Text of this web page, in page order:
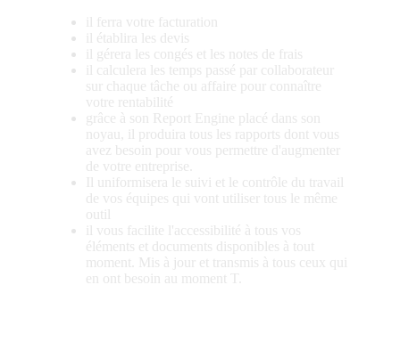
il ferra votre facturation
il établira les devis
il gérera les congés et les notes de frais
il calculera les temps passé par collaborateur
sur chaque tâche ou affaire pour connaître
votre rentabilité
grâce à son Report Engine placé dans son
noyau, il produira tous les rapports dont vous
avez besoin pour vous permettre d'augmenter
de votre entreprise.
Il uniformisera le suivi et le contrôle du travail
de vos équipes qui vont utiliser tous le même
outil
il vous facilite l'accessibilité à tous vos
éléments et documents disponibles à tout
moment. Mis à jour et transmis à tous ceux qui
en ont besoin au moment T.